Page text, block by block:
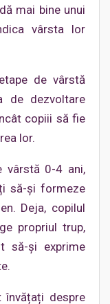
mai bine unui
vârsta lor
de vârstă
de dezvoltare
copiii să fie
lor.
vârstă 0-4 ani,
să-și formeze
Deja, copilul
propriul trup,
să-și exprime
despre